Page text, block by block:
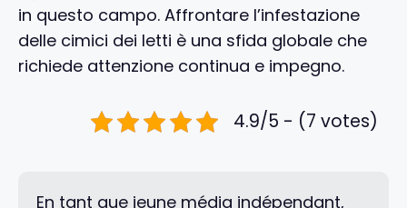
in questo campo. Affrontare l’infestazione
delle cimici dei letti è una sfida globale che
richiede attenzione continua e impegno.
4.9/5 - (7 votes)
En tant que jeune média indépendant,